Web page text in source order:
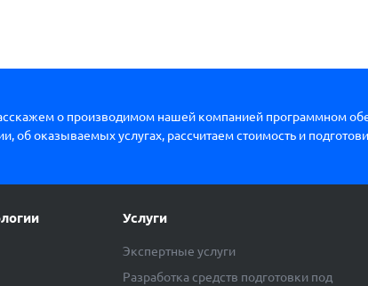
о производимом нашей компанией программном
об оказываемых услугах, рассчитаем стоимость и
Услуги
Экспертные услуги
Разработка средств подготовки под